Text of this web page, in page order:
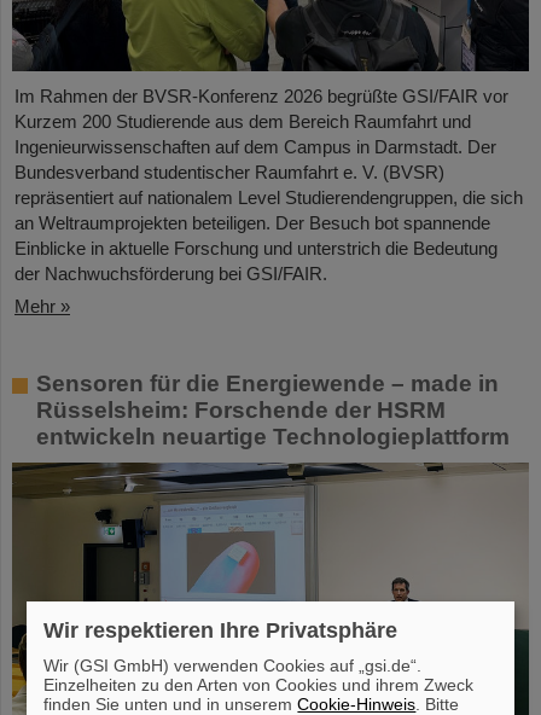
Im Rahmen der BVSR-Konferenz 2026 begrüßte GSI/FAIR vor
Kurzem 200 Studierende aus dem Bereich Raumfahrt und
Ingenieurwissenschaften auf dem Campus in Darmstadt. Der
Bundesverband studentischer Raumfahrt e. V. (BVSR)
repräsentiert auf nationalem Level Studierendengruppen, die sich
an Weltraumprojekten beteiligen. Der Besuch bot spannende
Einblicke in aktuelle Forschung und unterstrich die Bedeutung
der Nachwuchsförderung bei GSI/FAIR.
Mehr »
Sensoren für die Energiewende – made in
Rüsselsheim: Forschende der HSRM
entwickeln neuartige Technologieplattform
Wir respektieren Ihre Privatsphäre
Wir (GSI GmbH) verwenden Cookies auf „gsi.de“.
Einzelheiten zu den Arten von Cookies und ihrem Zweck
finden Sie unten und in unseremCookie-Hinweis . Bitte